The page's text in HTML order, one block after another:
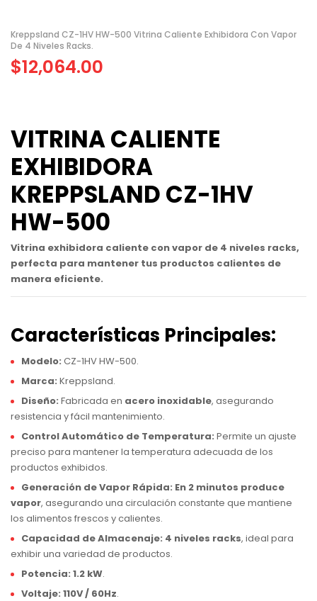
Kreppsland CZ-1HV HW-500 Vitrina Caliente Exhibidora Con Vapor
De 4 Niveles Racks.
$12,064.00
VITRINA CALIENTE
EXHIBIDORA
KREPPSLAND CZ-1HV
HW-500
Vitrina exhibidora caliente con vapor de 4 niveles racks,
perfecta para mantener tus productos calientes de
manera eficiente.
Características Principales:
Modelo: CZ-1HV HW-500.
Marca: Kreppsland.
Diseño: Fabricada en acero inoxidable, asegurando
resistencia y fácil mantenimiento.
Control Automático de Temperatura: Permite un ajuste
preciso para mantener la temperatura adecuada de los
productos exhibidos.
Generación de Vapor Rápida: En 2 minutos produce
vapor, asegurando una circulación constante que mantiene
los alimentos frescos y calientes.
Capacidad de Almacenaje: 4 niveles racks, ideal para
exhibir una variedad de productos.
Potencia: 1.2 kW.
Voltaje: 110V / 60Hz.